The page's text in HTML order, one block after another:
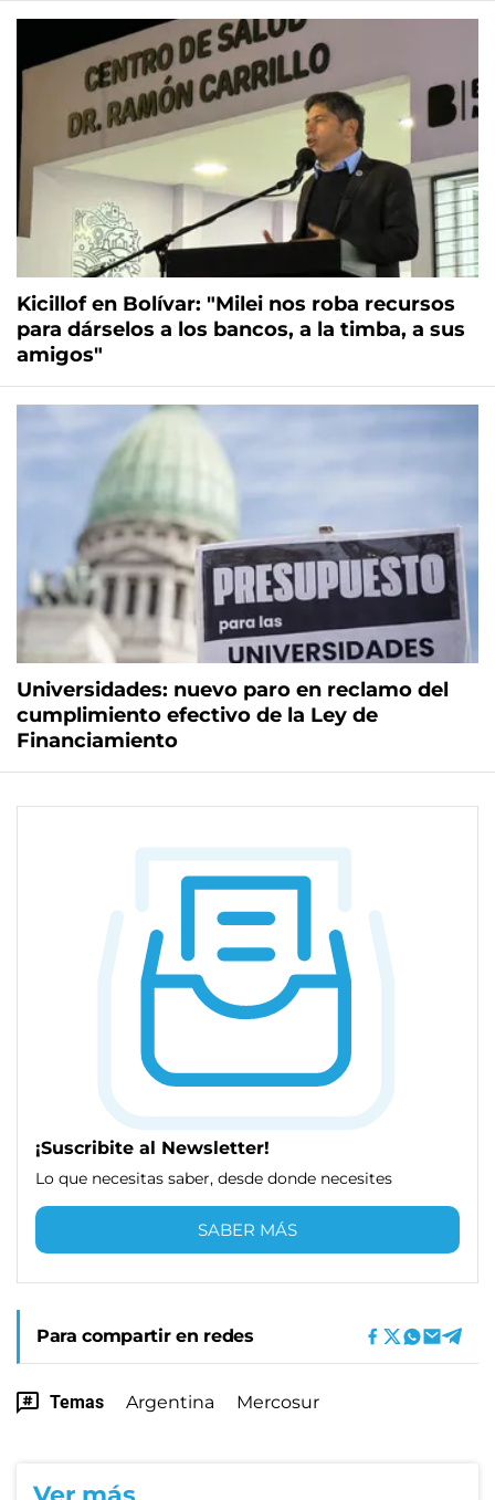
Kicillof en Bolívar: "Milei nos roba recursos
para dárselos a los bancos, a la timba, a sus
amigos"
Universidades: nuevo paro en reclamo del
cumplimiento efectivo de la Ley de
Financiamiento
¡Suscribite al Newsletter!
Lo que necesitas saber, desde donde necesites
SABER MÁS
Para compartir en redes
Temas Argentina Mercosur